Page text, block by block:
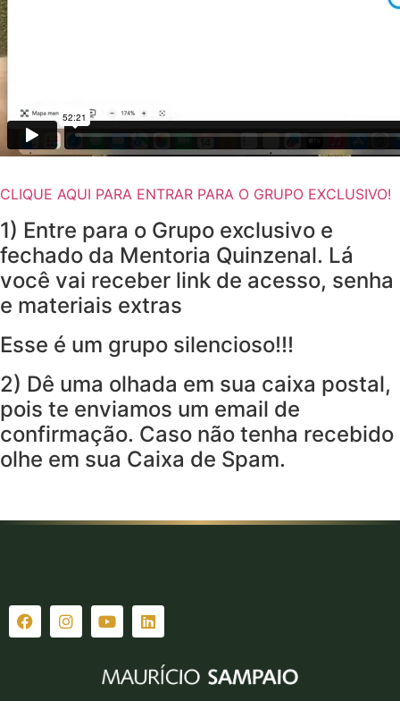
CLIQUE AQUI PARA ENTRAR PARA O GRUPO EXCLUSIVO!
1) Entre para o Grupo exclusivo e
fechado da Mentoria Quinzenal. Lá
você vai receber link de acesso, senha
e materiais extras
Esse é um grupo silencioso!!!
2) Dê uma olhada em sua caixa postal,
pois te enviamos um email de
confirmação. Caso não tenha recebido
olhe em sua Caixa de Spam.